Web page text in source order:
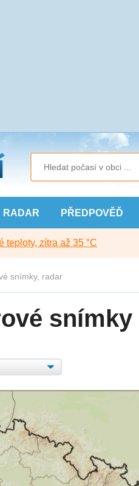
RADAR PŘEDPOVĚĎ
teploty, zítra až 35 °C
snímky, radar
snímky